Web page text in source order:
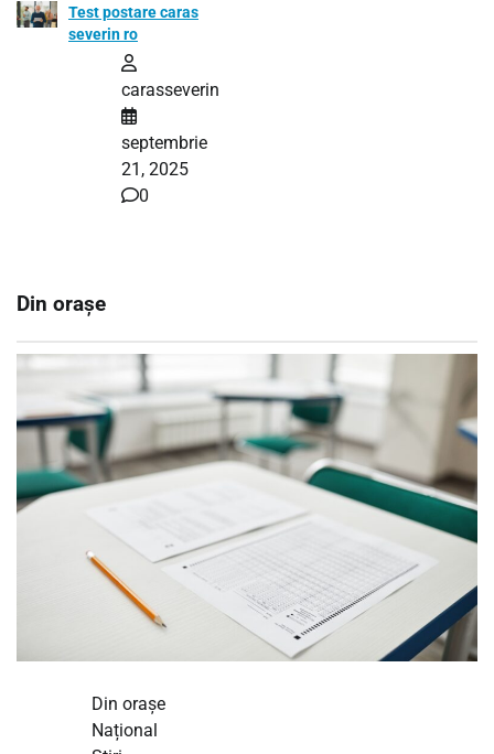
Test postare caras
severin ro
carasseverin
septembrie
21, 2025
0
Din orașe
Din orașe
Național